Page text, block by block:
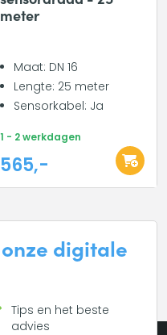
meter
Maat: DN 16
Lengte: 25 meter
Sensorkabel: Ja
1 - 2 werkdagen
565,-
digitale
Tips en het beste
advies